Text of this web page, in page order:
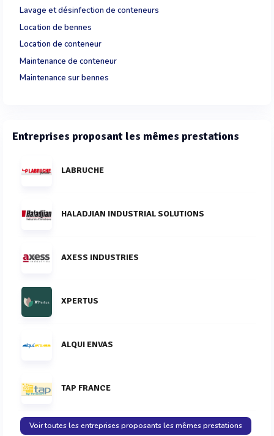
Lavage et désinfection de conteneurs
Location de bennes
Location de conteneur
Maintenance de conteneur
Maintenance sur bennes
Entreprises proposant les mêmes prestations
LABRUCHE
HALADJIAN INDUSTRIAL SOLUTIONS
AXESS INDUSTRIES
XPERTUS
ALQUI ENVAS
TAP FRANCE
Voir toutes les entreprises proposants les mêmes prestations